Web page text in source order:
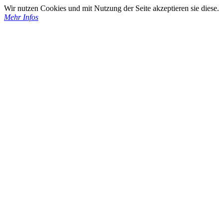
Wir nutzen Cookies und mit Nutzung der Seite akzeptieren sie diese.
Mehr Infos